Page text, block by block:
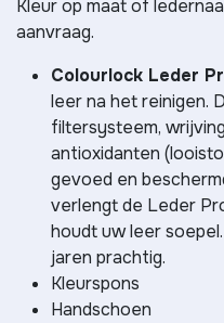
Kleur op maat of
aanvraag.
Colourlock Leder
leer na het reinigen.
filtersysteem,
antioxidanten
gevoed en
verlengt de Leder
houdt uw leer
jaren prachtig.
Kleurspons
Handschoen